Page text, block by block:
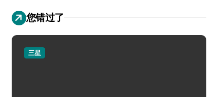
您错过了
三星